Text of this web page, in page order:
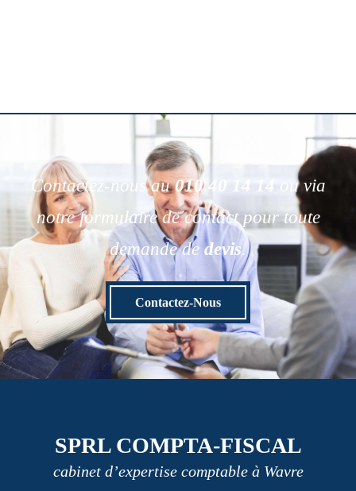
Contactez-nous au010 40 14 14
ou via
notre formulaire de contact pour toute
demande de devis.
Contactez-Nous
SPRL COMPTA-FISCAL
cabinet d’expertise comptable à Wavre